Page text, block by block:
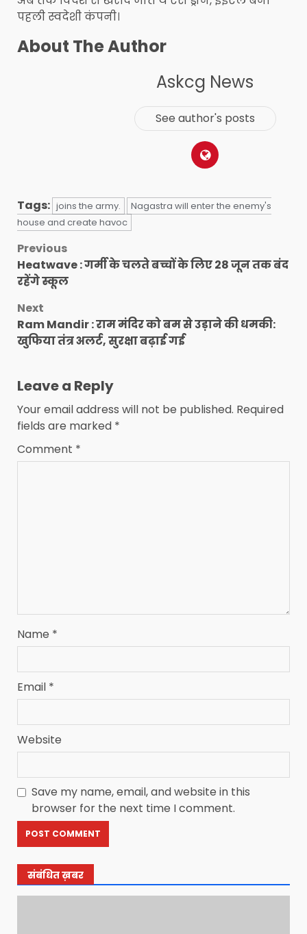
पहली स्वदेशी कंपनी।
About The Author
Askcg News
See author's posts
Tags: joins the army.
Nagastra will enter the enemy's
house and create havoc
Post
navigation
Previous
Heatwave : गर्मी के चलते बच्चों के लिए 28 जून तक बंद
रहेंगे स्कूल
Next
Ram Mandir : राम मंदिर को बम से उड़ाने की धमकी:
खुफिया तंत्र अलर्ट, सुरक्षा बढ़ाई गई
Leave a Reply
Your email address will not be published. Required
fields are marked *
Comment *
Name *
Email *
Website
Save my name, email, and website in this
browser for the next time I comment.
संबंधित ख़बर